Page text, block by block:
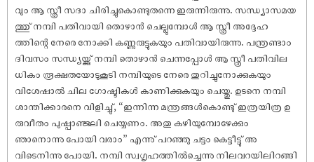
വും ആ സ്ത്രീ സദാ ചിരിച്ചുകൊണ്ടുതന്നെ ഇരുന്നിരുന്നു. സന്ധ്യാസമയ
ത്തു് നമ്പി പതിവായി തൊഴാൻ ചെല്ലുമ്പോൾ ആ സ്ത്രീ അദ്ദേഹ
ത്തിന്റെ നേരെ നോക്കി കണ്ണുരുട്ടുകയും പതിവായിരുന്നു. പന്ത്രണ്ടാം
ദിവസം സന്ധ്യയ്ക്കു് നമ്പി തൊഴാൻ ചെന്നപ്പോൾ ആ സ്ത്രീ പതിവില
ധികം രൂക്ഷതയോടുകൂടി നമ്പിയുടെ നേരെ തുറിച്ചുനോക്കുകയും
വിശേ‌ഷാൽ ചില ഗോഷ്ടികൾ കാണിക്കുകയും ചെയ്തു. ഉടനെ നമ്പി
ശാന്തിക്കാരനെ വിളിച്ചു്, “ഇന്നിന്ന മന്ത്രങ്ങൾകൊണ്ടു് ഇത്രയിത്ര ഉ
രുവീതം പു‌ഷ്പാഞ്ജലി ചെയ്യണം. അതു കഴിയുമ്പോഴേക്കും
ഞാനൊന്നു പോയി വരാം” എന്നു് പറഞ്ഞു ചട്ടം കെട്ടീട്ടു് അ
വിടെനിന്നു പോയി. നമ്പി സ്വഗൃഹത്തിൽച്ചെന്നു നിലവറയിലിറങ്ങി